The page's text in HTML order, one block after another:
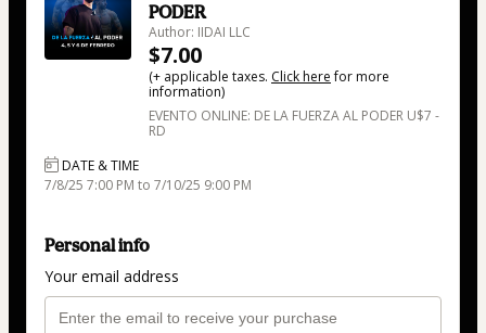
PODER
Author: IIDAI LLC
$7.00
(+ applicable taxes. Click herefor more
information)
EVENTO ONLINE: DE LA FUERZA AL PODER U$7 -
RD
DATE & TIME
7/8/25 7:00 PM to 7/10/25 9:00 PM
Personal info
Your email address